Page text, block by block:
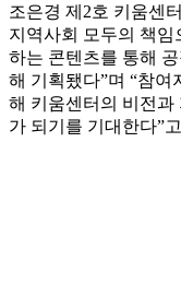
조은경 제2호 키움센
지역사회 모두의 책임
하는 콘텐츠를 통해
해 기획됐다”며 “참여
해 키움센터의 비전과
가 되기를 기대한다”